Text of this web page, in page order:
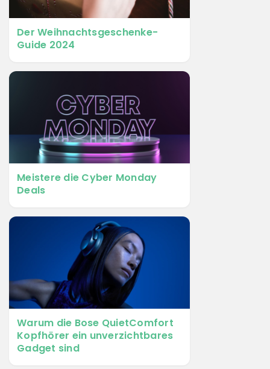
Der Weihnachtsgeschenke-
Guide 2024
Meistere die Cyber Monday
Deals
Warum die Bose QuietComfort
Kopfhörer ein unverzichtbares
Gadget sind